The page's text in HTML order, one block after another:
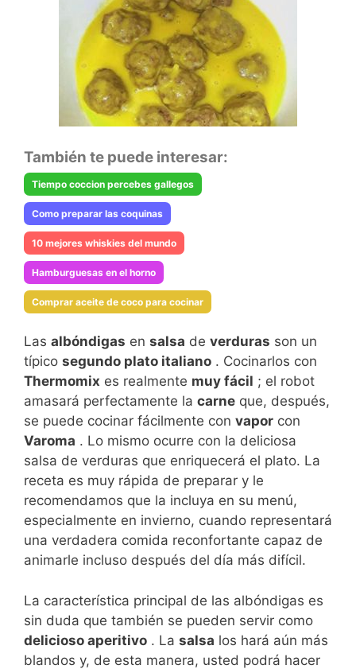
También te puede interesar:
Tiempo coccion percebes gallegos
Como preparar las coquinas
10 mejores whiskies del mundo
Hamburguesas en el horno
Comprar aceite de coco para cocinar
Las albóndigas en salsa de verduras son un
típico segundo plato italiano . Cocinarlos con
Thermomix es realmente muy fácil ; el robot
amasará perfectamente la carne que, después,
se puede cocinar fácilmente con vapor con
Varoma . Lo mismo ocurre con la deliciosa
salsa de verduras que enriquecerá el plato. La
receta es muy rápida de preparar y le
recomendamos que la incluya en su menú,
especialmente en invierno, cuando representará
una verdadera comida reconfortante capaz de
animarle incluso después del día más difícil.
La característica principal de las albóndigas es
sin duda que también se pueden servir como
delicioso aperitivo . La salsa los hará aún más
blandos y, de esta manera, usted podrá hacer